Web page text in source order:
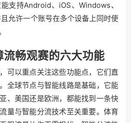
支持Android、iOS、Windows、
允许一个账号在多个设备上同时使
畅观赛的六大功能
可以重点关注这些功能点，它们直
全球节点与智能线路是基础，它能
、美国还是欧洲，都能找到一条快
量与智能分流技术至关重要。体育